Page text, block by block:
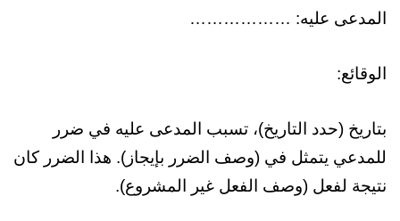
المدعى عليه: ………………
الوقائع:
بتاريخ (حدد التاريخ)، تسبب المدعى عليه في ضرر
للمدعي يتمثل في (وصف الضرر بإيجاز). هذا الضرر كان
نتيجة لفعل (وصف الفعل غير المشروع).